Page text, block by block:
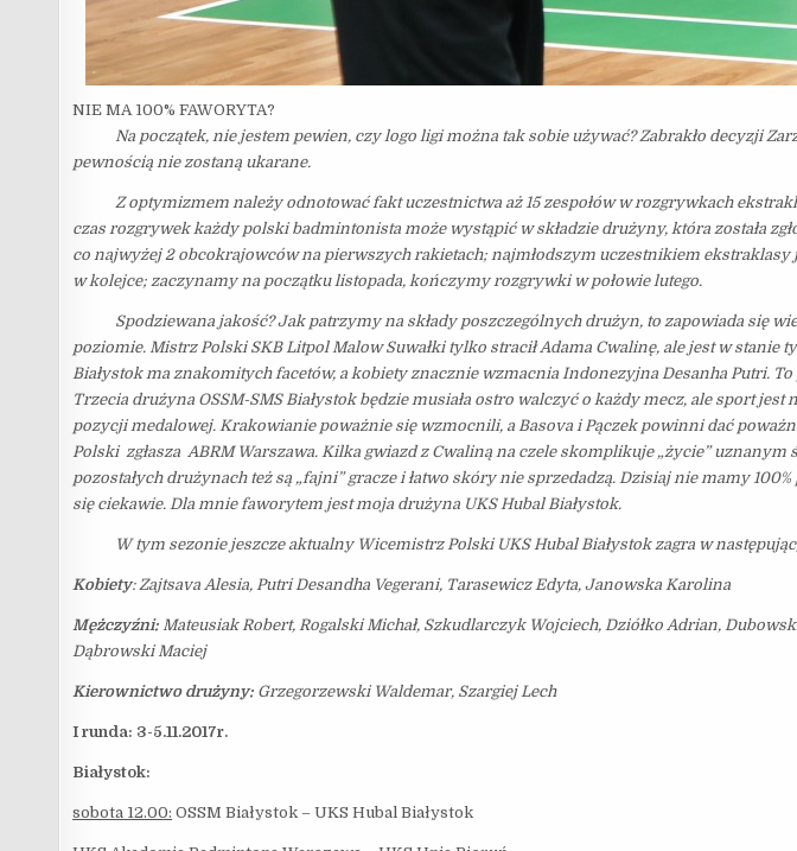
NIE MA 100% FAWORYTA?
Na początek, nie jestem pewien, czy logo ligi można tak sobie używać? Zabrakło decyzji
pewnością nie zostaną ukarane.
Z optymizmem należy odnotować fakt uczestnictwa aż 15 zespołów w rozgrywkach
czas rozgrywek każdy polski badmintonista może wystąpić w składzie drużyny, która została
co najwyżej 2 obcokrajowców na pierwszych rakietach; najmłodszym uczestnikiem ekstraklasy
w kolejce; zaczynamy na początku listopada, kończymy rozgrywki w połowie lutego.
Spodziewana jakość? Jak patrzymy na składy poszczególnych drużyn, to zapowiada się
poziomie. Mistrz Polski SKB Litpol Malow Suwałki tylko stracił Adama Cwalinę, ale jest w stanie
Białystok ma znakomitych facetów, a kobiety znacznie wzmacnia Indonezyjna Desanha Putri.
Trzecia drużyna OSSM-SMS Białystok będzie musiała ostro walczyć o każdy mecz, ale sport
pozycji medalowej. Krakowianie poważnie się wzmocnili, a Basova i Pączek powinni dać
Polski zgłasza ABRM Warszawa. Kilka gwiazd z Cwaliną na czele skomplikuje „życie”
pozostałych drużynach też są „fajni” gracze i łatwo skóry nie sprzedadzą. Dzisiaj nie mamy
się ciekawie. Dla mnie faworytem jest moja drużyna UKS Hubal Białystok.
W tym sezonie jeszcze aktualny Wicemistrz Polski UKS Hubal Białystok zagra w
Kobiety: Zajtsava Alesia, Putri Desandha Vegerani, Tarasewicz Edyta, Janowska Karolina
Mężczyźni: Mateusiak Robert, Rogalski Michał, Szkudlarczyk Wojciech, Dziółko Adrian,
Dąbrowski Maciej
Kierownictwo drużyny: Grzegorzewski Waldemar, Szargiej Lech
I runda: 3-5.11.2017r.
Białystok:
sobota 12.00: OSSM Białystok – UKS Hubal Białystok